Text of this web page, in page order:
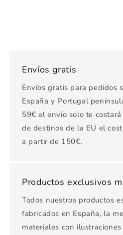
Envíos gratis
Envíos gratis para pedidos
España y Portugal
59€ el envío solo te
de destinos de la EU el
a partir de 150€.
Productos exclusivos
Todos nuestros productos
fabricados en España, la
materiales con